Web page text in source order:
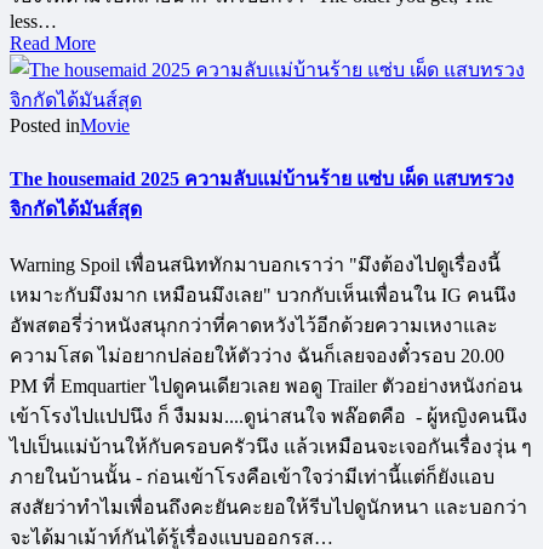
less…
Read More
Posted inMovie
The housemaid 2025 ความลับแม่บ้านร้าย แซ่บ เผ็ด แสบทรวง
จิกกัดได้มันส์สุด
Warning Spoil เพื่อนสนิททักมาบอกเราว่า "มึงต้องไปดูเรื่องนี้
เหมาะกับมึงมาก เหมือนมึงเลย" บวกกับเห็นเพื่อนใน IG คนนึง
อัพสตอรี่ว่าหนังสนุกกว่าที่คาดหวังไว้อีกด้วยความเหงาและ
ความโสด ไม่อยากปล่อยให้ตัวว่าง ฉันก็เลยจองตั๋วรอบ 20.00
PM ที่ Emquartier ไปดูคนเดียวเลย พอดู Trailer ตัวอย่างหนังก่อน
เข้าโรงไปแปปนึง ก็ งืมมม....ดูน่าสนใจ พล๊อตคือ - ผู้หญิงคนนึง
ไปเป็นแม่บ้านให้กับครอบครัวนึง แล้วเหมือนจะเจอกันเรื่องวุ่น ๆ
ภายในบ้านนั้น - ก่อนเข้าโรงคือเข้าใจว่ามีเท่านี้แต่ก็ยังแอบ
สงสัยว่าทำไมเพื่อนถึงคะยันคะยอให้รีบไปดูนักหนา และบอกว่า
จะได้มาเม้าท์กันได้รู้เรื่องแบบออกรส…